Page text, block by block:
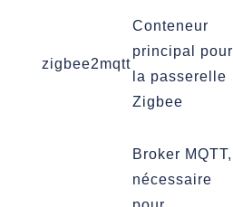
zigbee2mqtt
Conteneur
principal pour
la passerelle
Zigbee
Broker MQTT,
nécessaire